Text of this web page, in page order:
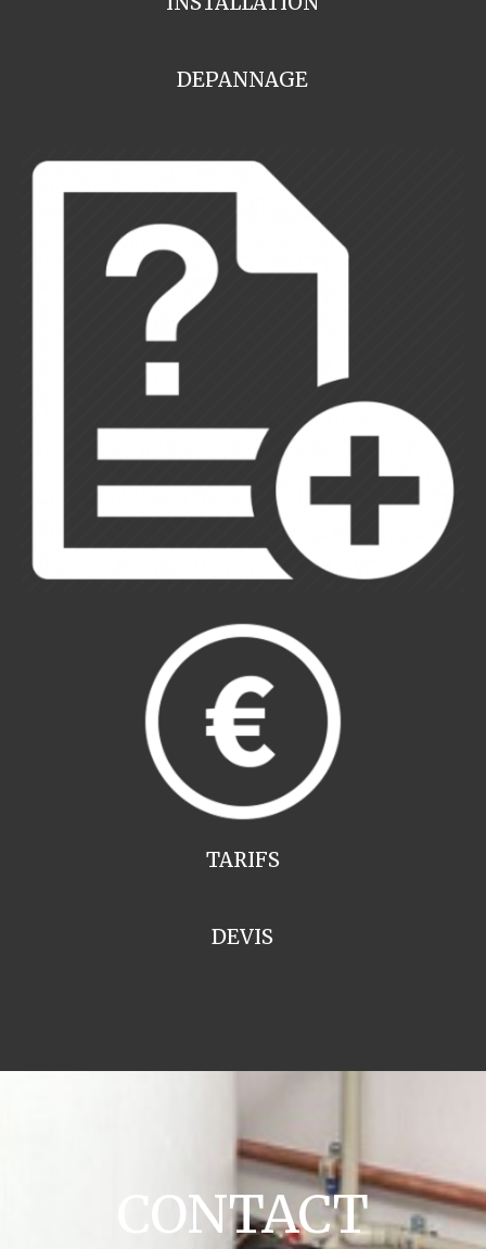
DEPANNAGE
TARIFS
DEVIS
CONTACT